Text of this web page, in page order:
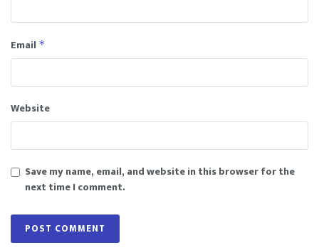
Email *
Website
Save my name, email, and website in this browser for the
next time I comment.